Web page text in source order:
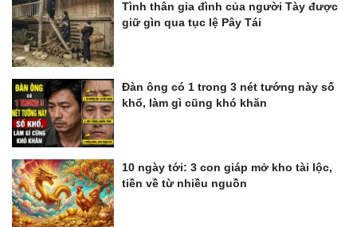
Tình thân gia đình của người Tày được
giữ gìn qua tục lệ Pây Tái
Đàn ông có 1 trong 3 nét tướng này số
khổ, làm gì cũng khó khăn
10 ngày tới: 3 con giáp mở kho tài lộc,
tiền về từ nhiều nguồn